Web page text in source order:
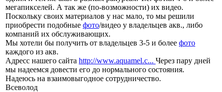
мегапикселей. А так же (по-возможности) их видео.
Поскольку своих материалов у нас мало, то мы решили
приобрести подобные фото/видео у владельцев акв., либо
компаний их обслуживающих.
Мы хотели бы получить от владельцев 3-5 и более фото
каждого из акв.
Адресс нашего сайта http://www.aquamel.c... Через пару дней
мы надеемся довести его до нормального состояния.
Надеюсь на взаимовыгодное сотрудничество.
Всеволод